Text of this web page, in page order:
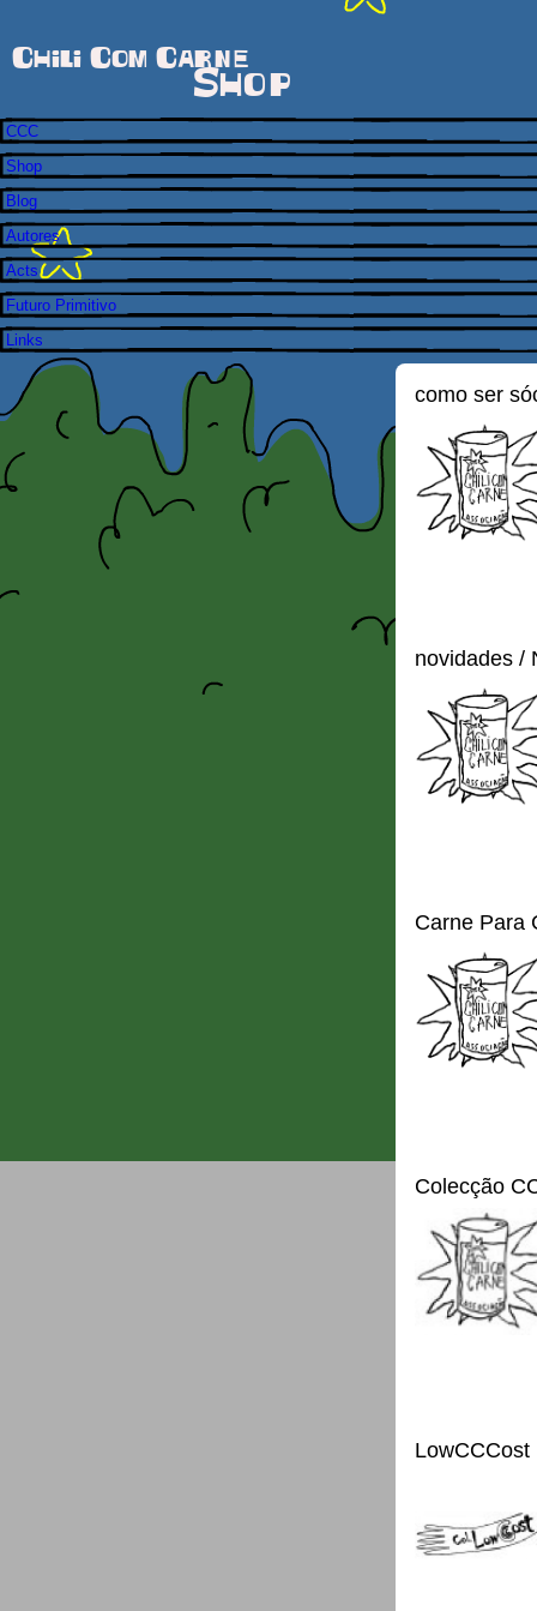
Chili Com Carne
Shop
CCC
Shop
Blog
Autores
Acts
Futuro Primitivo
Links
como ser
novidades /
Carne Para
Colecção
LowCCCost